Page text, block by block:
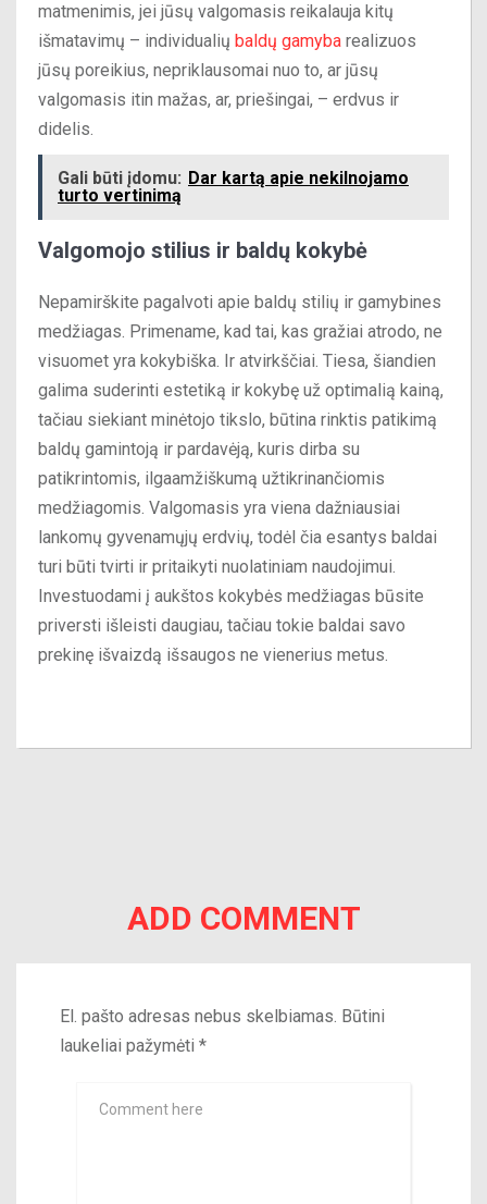
matmenimis, jei jūsų valgomasis reikalauja kitų
išmatavimų – individualių baldų gamyba realizuos
jūsų poreikius, nepriklausomai nuo to, ar jūsų
valgomasis itin mažas, ar, priešingai, – erdvus ir
didelis.
Gali būti įdomu: Dar kartą apie nekilnojamo
turto vertinimą
Valgomojo stilius ir baldų kokybė
Nepamirškite pagalvoti apie baldų stilių ir gamybines
medžiagas. Primename, kad tai, kas gražiai atrodo, ne
visuomet yra kokybiška. Ir atvirkščiai. Tiesa, šiandien
galima suderinti estetiką ir kokybę už optimalią kainą,
tačiau siekiant minėtojo tikslo, būtina rinktis patikimą
baldų gamintoją ir pardavėją, kuris dirba su
patikrintomis, ilgaamžiškumą užtikrinančiomis
medžiagomis. Valgomasis yra viena dažniausiai
lankomų gyvenamųjų erdvių, todėl čia esantys baldai
turi būti tvirti ir pritaikyti nuolatiniam naudojimui.
Investuodami į aukštos kokybės medžiagas būsite
priversti išleisti daugiau, tačiau tokie baldai savo
prekinę išvaizdą išsaugos ne vienerius metus.
ADD COMMENT
El. pašto adresas nebus skelbiamas. Būtini
laukeliai pažymėti *